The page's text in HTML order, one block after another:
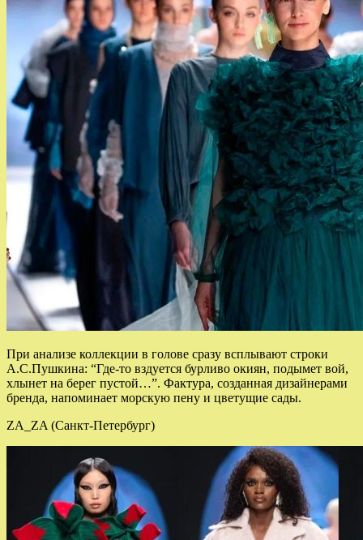
При анализе коллекции в голове сразу всплывают строки
А.С.Пушкина: “Где-то вздуется бурливо окиян, подымет вой,
хлынет на берег пустой…”. Фактура, созданная дизайнерами
бренда, напоминает морскую пену и цветущие сады.
ZA_ZA (Санкт-Петербург)